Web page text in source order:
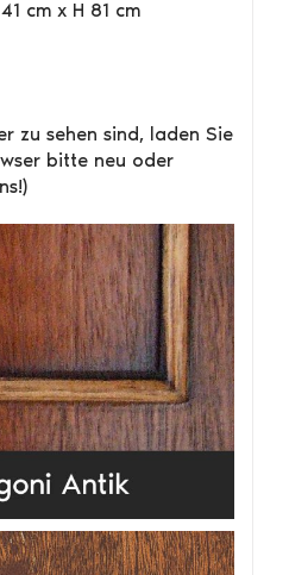
cm x H 81 cm
zu sehen sind, laden Sie
bitte neu oder